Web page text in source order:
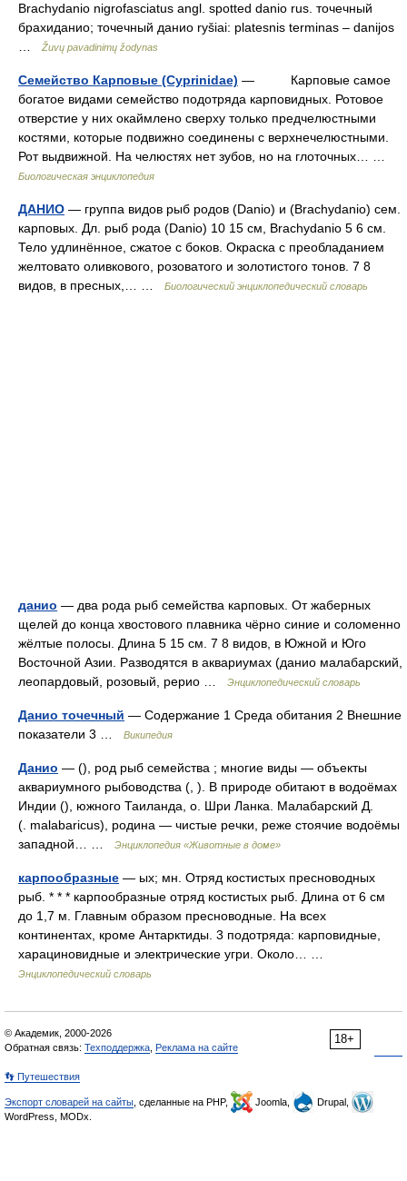
Brachydanio nigrofasciatus angl. spotted danio rus. точечный
брахиданио; точечный данио ryšiai: platesnis terminas – danijos
…
Žuvų pavadinimų žodynas
Семейство Карповые (Cyprinidae) — Карповые самое
богатое видами семейство подотряда карповидных. Ротовое
отверстие у них окаймлено сверху только предчелюстными
костями, которые подвижно соединены с верхнечелюстными.
Рот выдвижной. На челюстях нет зубов, но на глоточных… …
Биологическая энциклопедия
ДАНИО — группа видов рыб родов (Danio) и (Brachydanio) сем.
карповых. Дл. рыб рода (Danio) 10 15 см, Brachydanio 5 6 см.
Тело удлинённое, сжатое с боков. Окраска с преобладанием
желтовато оливкового, розоватого и золотистого тонов. 7 8
видов, в пресных,… …
Биологический энциклопедический словарь
данио — два рода рыб семейства карповых. От жаберных
щелей до конца хвостового плавника чёрно синие и соломенно
жёлтые полосы. Длина 5 15 см. 7 8 видов, в Южной и Юго
Восточной Азии. Разводятся в аквариумах (данио малабарский,
леопардовый, розовый, рерио …
Энциклопедический словарь
Данио точечный — Содержание 1 Среда обитания 2 Внешние
показатели 3 …
Википедия
Данио — (), род рыб семейства ; многие виды — объекты
аквариумного рыбоводства (, ). В природе обитают в водоёмах
Индии (), южного Таиланда, о. Шри Ланка. Малабарский Д.
(. malabaricus), родина — чистые речки, реже стоячие водоёмы
западной… …
Энциклопедия «Животные в доме»
карпообразные — ых; мн. Отряд костистых пресноводных
рыб. * * * карпообразные отряд костистых рыб. Длина от 6 см
до 1,7 м. Главным образом пресноводные. На всех
континентах, кроме Антарктиды. 3 подотряда: карповидные,
харациновидные и электрические угри. Около… …
Энциклопедический словарь
18+
© Академик, 2000-2026
Обратная связь: Техподдержка, Реклама на сайте
👣 Путешествия
Экспорт словарей на сайты, сделанные на PHP, Joomla,
Drupal,
WordPress, MODx.